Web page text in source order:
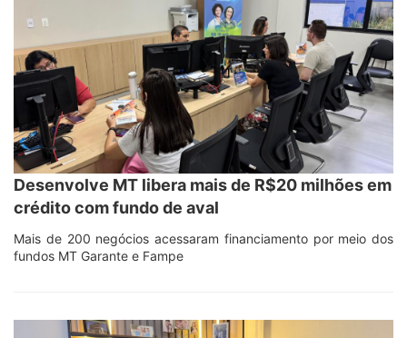
Desenvolve MT libera mais de R$20 milhões em
crédito com fundo de aval
Mais de 200 negócios acessaram financiamento por meio dos
fundos MT Garante e Fampe